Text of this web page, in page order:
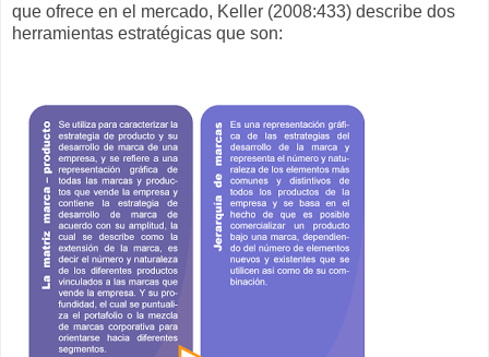
que ofrece en el mercado, Keller (2008:433) describe dos
herramientas estratégicas que son: